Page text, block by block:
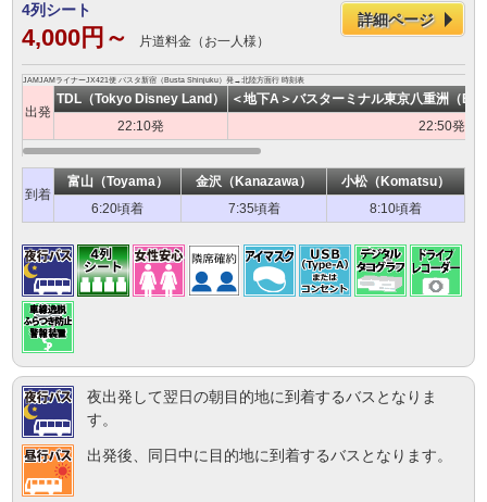
4列シート
4,000円～ 片道料金（お一人様）
詳細ページ
JAMJAMライナーJX421便 バスタ新宿（Busta Shinjuku）発→北陸方面行 時刻表
出発
TDL（Tokyo Disney Land）
＜地下A＞バスターミナル東京八重洲（
22:10発
22:50発
到着
富山（Toyama） 金沢（Kanazawa）
小松（Komatsu）
6:20頃着
7:35頃着 8:10頃着
夜出発して翌日の朝目的地に到着するバスとなりま
す。
出発後、同日中に目的地に到着するバスとなります。